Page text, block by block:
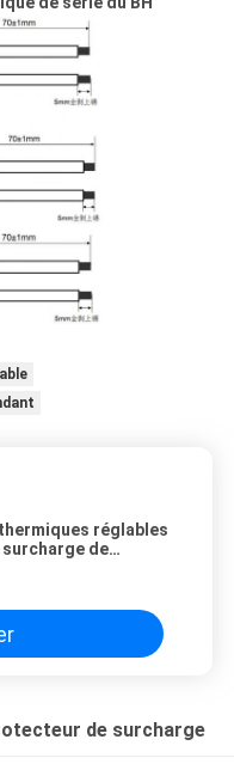
réglables
de
de surcharge